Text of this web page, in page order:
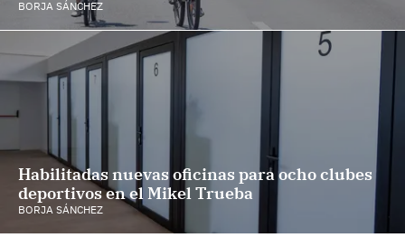
BORJA SÁNCHEZ
Habilitadas nuevas oficinas para ocho clubes
deportivos en el Mikel Trueba
BORJA SÁNCHEZ